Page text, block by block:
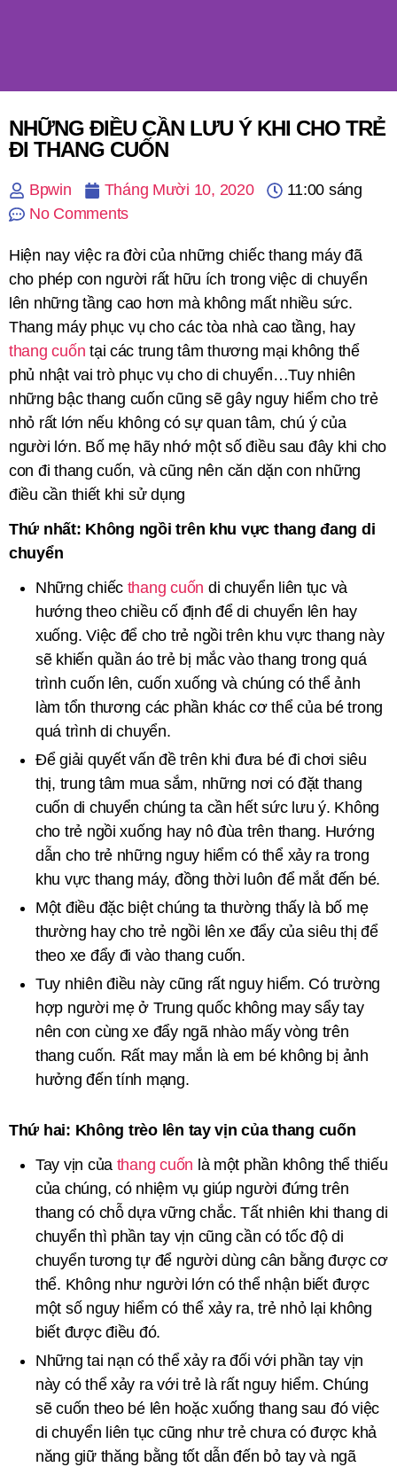
NHỮNG ĐIỀU CẦN LƯU Ý KHI CHO TRẺ
ĐI THANG CUỐN
Bpwin Tháng Mười 10, 2020
11:00 sáng
No Comments
Hiện nay việc ra đời của những chiếc thang máy đã
cho phép con người rất hữu ích trong việc di chuyển
lên những tầng cao hơn mà không mất nhiều sức.
Thang máy phục vụ cho các tòa nhà cao tầng, hay
thang cuốn tại các trung tâm thương mại không thể
phủ nhật vai trò phục vụ cho di chuyển…Tuy nhiên
những bậc thang cuốn cũng sẽ gây nguy hiểm cho trẻ
nhỏ rất lớn nếu không có sự quan tâm, chú ý của
người lớn. Bố mẹ hãy nhớ một số điều sau đây khi cho
con đi thang cuốn, và cũng nên căn dặn con những
điều cần thiết khi sử dụng
Thứ nhất: Không ngồi trên khu vực thang đang di
chuyển
Những chiếc thang cuốn di chuyển liên tục và
hướng theo chiều cố định để di chuyển lên hay
xuống. Việc để cho trẻ ngồi trên khu vực thang này
sẽ khiến quần áo trẻ bị mắc vào thang trong quá
trình cuốn lên, cuốn xuống và chúng có thể ảnh
làm tổn thương các phần khác cơ thể của bé trong
quá trình di chuyển.
Để giải quyết vấn đề trên khi đưa bé đi chơi siêu
thị, trung tâm mua sắm, những nơi có đặt thang
cuốn di chuyển chúng ta cần hết sức lưu ý. Không
cho trẻ ngồi xuống hay nô đùa trên thang. Hướng
dẫn cho trẻ những nguy hiểm có thể xảy ra trong
khu vực thang máy, đồng thời luôn để mắt đến bé.
Một điều đặc biệt chúng ta thường thấy là bố mẹ
thường hay cho trẻ ngồi lên xe đẩy của siêu thị để
theo xe đẩy đi vào thang cuốn.
Tuy nhiên điều này cũng rất nguy hiểm. Có trường
hợp người mẹ ở Trung quốc không may sẩy tay
nên con cùng xe đẩy ngã nhào mấy vòng trên
thang cuốn. Rất may mắn là em bé không bị ảnh
hưởng đến tính mạng.
Thứ hai: Không trèo lên tay vịn của thang cuốn
Tay vịn của thang cuốn là một phần không thể thiếu
của chúng, có nhiệm vụ giúp người đứng trên
thang có chỗ dựa vững chắc. Tất nhiên khi thang di
chuyển thì phần tay vịn cũng cần có tốc độ di
chuyển tương tự để người dùng cân bằng được cơ
thể. Không như người lớn có thể nhận biết được
một số nguy hiểm có thể xảy ra, trẻ nhỏ lại không
biết được điều đó.
Những tai nạn có thể xảy ra đối với phần tay vịn
này có thể xảy ra với trẻ là rất nguy hiểm. Chúng
sẽ cuốn theo bé lên hoặc xuống thang sau đó việc
di chuyển liên tục cũng như trẻ chưa có được khả
năng giữ thăng bằng tốt dẫn đến bỏ tay và ngã